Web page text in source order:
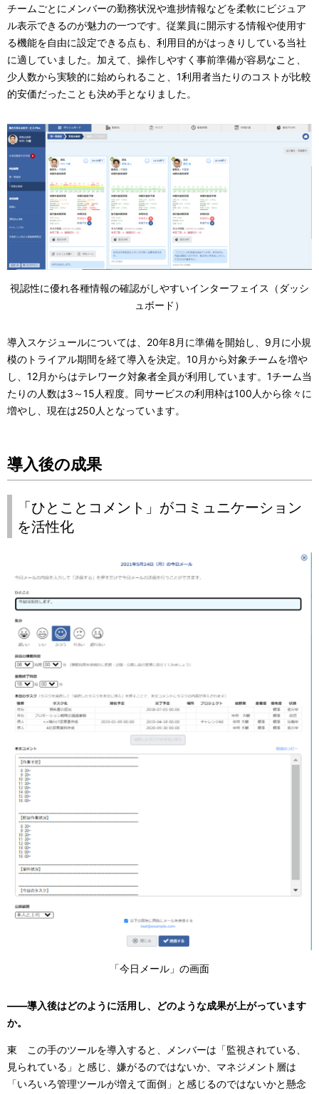
チームごとにメンバーの勤務状況や進捗情報などを柔軟にビジュア
ル表示できるのが魅力の一つです。従業員に開示する情報や使用す
る機能を自由に設定できる点も、利用目的がはっきりしている当社
に適していました。加えて、操作しやすく事前準備が容易なこと、
少人数から実験的に始められること、1利用者当たりのコストが比較
的安価だったことも決め手となりました。
視認性に優れ各種情報の確認がしやすいインターフェイス（ダッシ
ュボード）
導入スケジュールについては、20年8月に準備を開始し、9月に小規
模のトライアル期間を経て導入を決定。10月から対象チームを増や
し、12月からはテレワーク対象者全員が利用しています。1チーム当
たりの人数は3～15人程度。同サービスの利用枠は100人から徐々に
増やし、現在は250人となっています。
導入後の成果
「ひとことコメント」がコミュニケーション
を活性化
「今日メール」の画面
――導入後はどのように活用し、どのような成果が上がっています
か。
東 この手のツールを導入すると、メンバーは「監視されている、
見られている」と感じ、嫌がるのではないか、マネジメント層は
「いろいろ管理ツールが増えて面倒」と感じるのではないかと懸念